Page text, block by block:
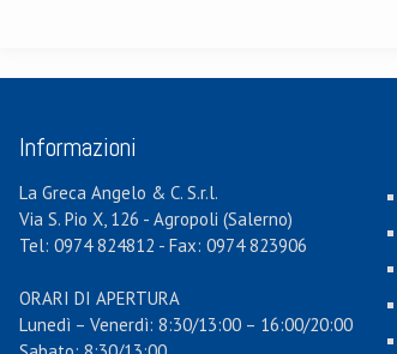
Informazioni
La Greca Angelo & C. S.r.l.
Via S. Pio X, 126 - Agropoli (Salerno)
Tel: 0974 824812 - Fax: 0974 823906
ORARI DI APERTURA
Lunedì – Venerdì: 8:30/13:00 – 16:00/20:00